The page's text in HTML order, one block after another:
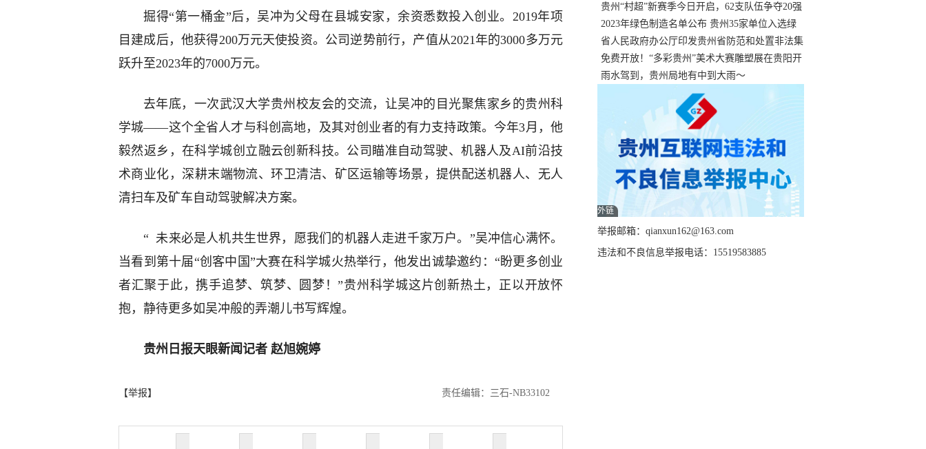
掘得“第一桶金”后，吴冲为父母在县城安家，余资悉数投入创业。2019年项
目建成后，他获得200万元天使投资。公司逆势前行，产值从2021年的3000多万元
跃升至2023年的7000万元。
去年底，一次武汉大学贵州校友会的交流，让吴冲的目光聚焦家乡的贵州科
学城——这个全省人才与科创高地，及其对创业者的有力支持政策。今年3月，他
毅然返乡，在科学城创立融云创新科技。公司瞄准自动驾驶、机器人及AI前沿技
术商业化，深耕末端物流、环卫清洁、矿区运输等场景，提供配送机器人、无人
清扫车及矿车自动驾驶解决方案。
“ 未来必是人机共生世界，愿我们的机器人走进千家万户。”吴冲信心满怀。
当看到第十届“创客中国”大赛在科学城火热举行，他发出诚挚邀约：“盼更多创业
者汇聚于此，携手追梦、筑梦、圆梦！”贵州科学城这片创新热土，正以开放怀
抱，静待更多如吴冲般的弄潮儿书写辉煌。
贵州日报天眼新闻记者 赵旭婉婷
【举报】 责任编辑：三石-NB33102
贵州“村超”新赛季今日开启，62支队伍争夺20强
名额
2023年绿色制造名单公布 贵州35家单位入选绿
色工厂
省人民政府办公厅印发贵州省防范和处置非法集
资工作实施细则
免费开放！“多彩贵州”美术大赛雕塑展在贵阳开
展，持续至1月19日
雨水驾到，贵州局地有中到大雨～
外链
举报邮箱：qianxun162@163.com
违法和不良信息举报电话：15519583885